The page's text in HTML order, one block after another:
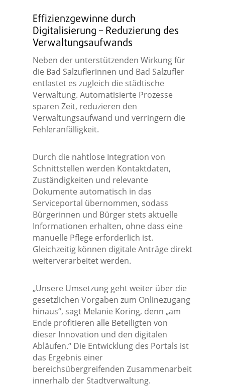
Effizienzgewinne durch
Digitalisierung – Reduzierung des
Verwaltungsaufwands
Neben der unterstützenden Wirkung für
die Bad Salzuflerinnen und Bad Salzufler
entlastet es zugleich die städtische
Verwaltung. Automatisierte Prozesse
sparen Zeit, reduzieren den
Verwaltungsaufwand und verringern die
Fehleranfälligkeit.
Durch die nahtlose Integration von
Schnittstellen werden Kontaktdaten,
Zuständigkeiten und relevante
Dokumente automatisch in das
Serviceportal übernommen, sodass
Bürgerinnen und Bürger stets aktuelle
Informationen erhalten, ohne dass eine
manuelle Pflege erforderlich ist.
Gleichzeitig können digitale Anträge direkt
weiterverarbeitet werden.
„Unsere Umsetzung geht weiter über die
gesetzlichen Vorgaben zum Onlinezugang
hinaus“, sagt Melanie Koring, denn „am
Ende profitieren alle Beteiligten von
dieser Innovation und den digitalen
Abläufen.“ Die Entwicklung des Portals ist
das Ergebnis einer
bereichsübergreifenden Zusammenarbeit
innerhalb der Stadtverwaltung.